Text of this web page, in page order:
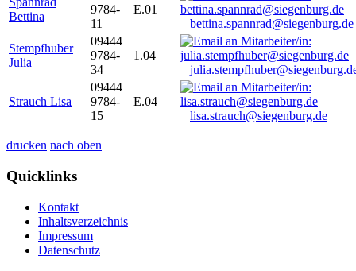
Bettina
9784-
11
E.01
bettina.spannrad@siegenburg.de
Stempfhuber
Julia
09444
9784-
34
1.04
Strauch Lisa
09444
9784-
15
E.04
lisa.strauch@siegenburg.de
drucken nach oben
Quicklinks
Kontakt
Inhaltsverzeichnis
Impressum
Datenschutz